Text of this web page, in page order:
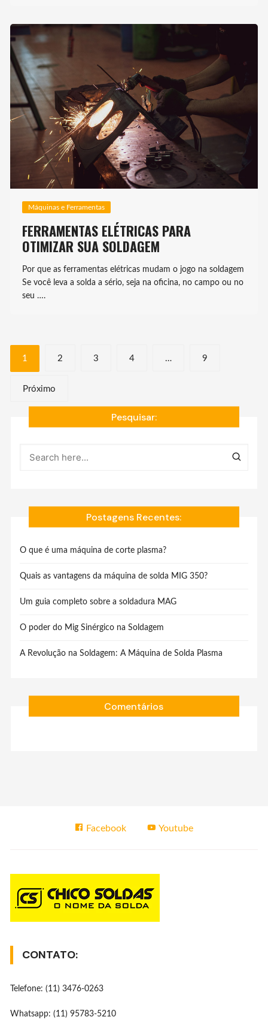
Máquinas e Ferramentas
FERRAMENTAS ELÉTRICAS PARA
OTIMIZAR SUA SOLDAGEM
Por que as ferramentas elétricas mudam o jogo na soldagem
Se você leva a solda a sério, seja na oficina, no campo ou no
seu ….
Navegação
por
posts
1 2 3 4 … 9
Próximo
Pesquisar:
Postagens Recentes:
O que é uma máquina de corte plasma?
Quais as vantagens da máquina de solda MIG 350?
Um guia completo sobre a soldadura MAG
O poder do Mig Sinérgico na Soldagem
A Revolução na Soldagem: A Máquina de Solda Plasma
Comentários
Facebook Youtube
CONTATO:
Telefone: (11) 3476-0263
Whatsapp: (11) 95783-5210